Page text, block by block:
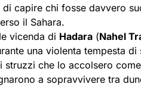
capire chi fosse davvero
il Sahara.
vicenda di Hadara (Nahel
una violenta tempesta
che lo accolsero
a sopravvivere tra